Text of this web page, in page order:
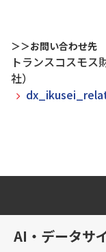
＞＞お問い合わせ先
トランスコスモス
社）
AI・データサ